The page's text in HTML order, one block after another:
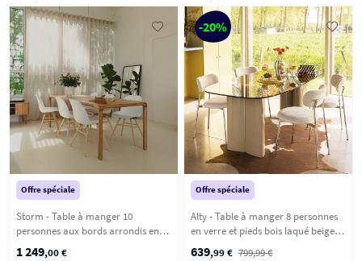
Offre spéciale
Storm - Table à manger 10
personnes aux bords arrondis en
bois - Bois clair
1 249,00 €
-20%
Offre spéciale
Alty - Table à manger 8 personnes
en verre et pieds bois laqué beige -
Verre ambré
639,99 € 799,99 €